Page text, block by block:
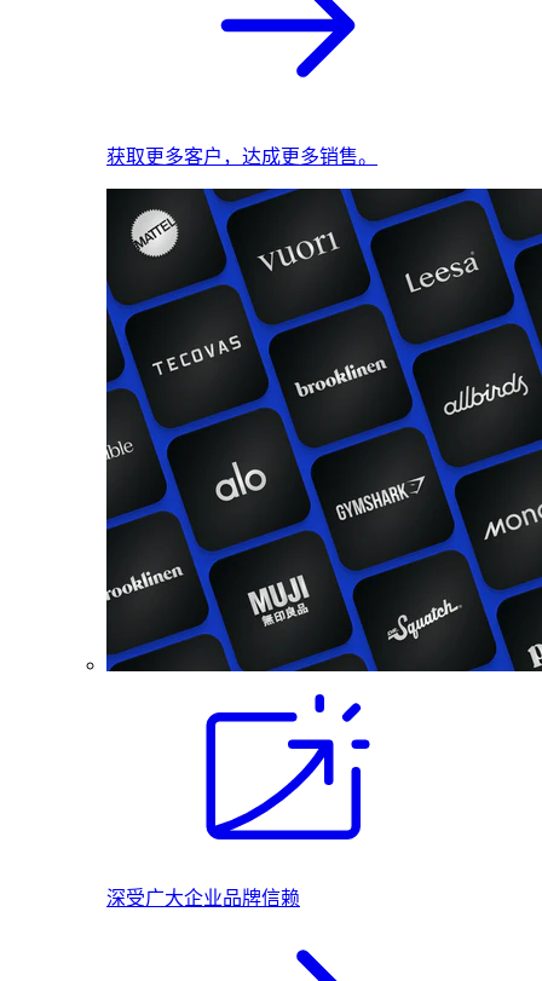
获取更多客户，达成更多销售。
深受广大企业品牌信赖